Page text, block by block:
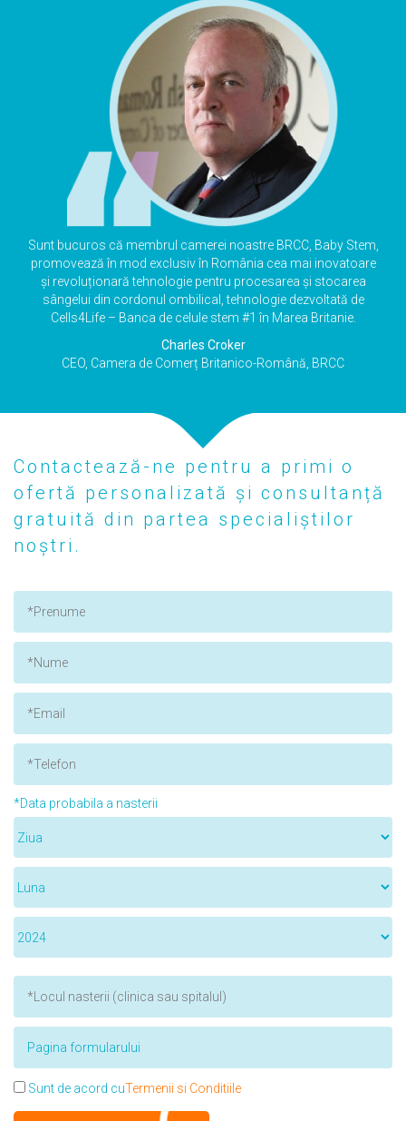
Sunt bucuros că membrul camerei noastre BRCC, Baby Stem,
promovează în mod exclusiv în România cea mai inovatoare
și revoluționară tehnologie pentru procesarea și stocarea
sângelui din cordonul ombilical, tehnologie dezvoltată de
Cells4Life – Banca de celule stem #1 în Marea Britanie.
Charles Croker
CEO, Camera de Comerț Britanico-Română, BRCC
Contactează-ne pentru a primi o
ofertă personalizată și consultanță
gratuită din partea specialiștilor
noștri.
*Data probabila a nasterii
Sunt de acord cuTermenii si Conditiile